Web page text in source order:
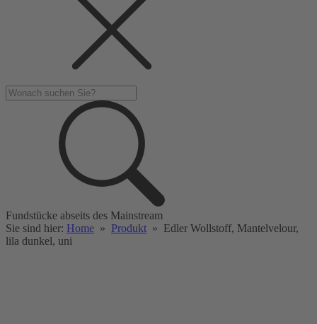
Fundstücke abseits des Mainstream
Sie sind hier: Home » Produkt » Edler Wollstoff, Mantelvelour,
lila dunkel, uni